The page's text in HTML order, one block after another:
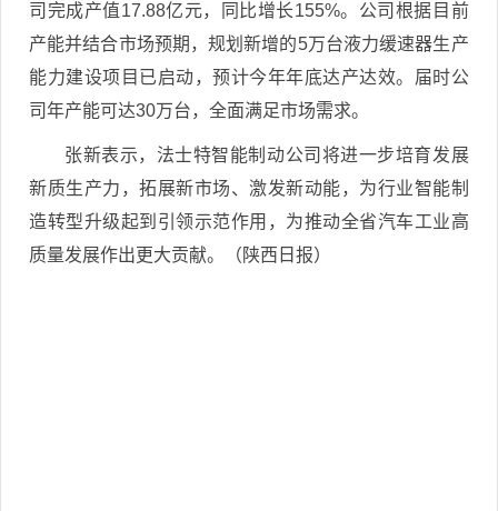
司完成产值17.88亿元，同比增长155%。公司根据目前
产能并结合市场预期，规划新增的5万台液力缓速器生产
能力建设项目已启动，预计今年年底达产达效。届时公
司年产能可达30万台，全面满足市场需求。
张新表示，法士特智能制动公司将进一步培育发展
新质生产力，拓展新市场、激发新动能，为行业智能制
造转型升级起到引领示范作用，为推动全省汽车工业高
质量发展作出更大贡献。（陕西日报）